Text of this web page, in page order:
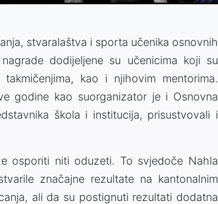
stvaralaštva i sporta učenika osnovnih
dodijeljene su učenicima koji su
kao i njihovim mentorima.
godine kao suorganizator je i Osnovna
škola i institucija, prisustvovali i
osporiti niti oduzeti. To svjedoče Nahla
značajne rezultate na kantonalnim
ali da su postignuti rezultati dodatna